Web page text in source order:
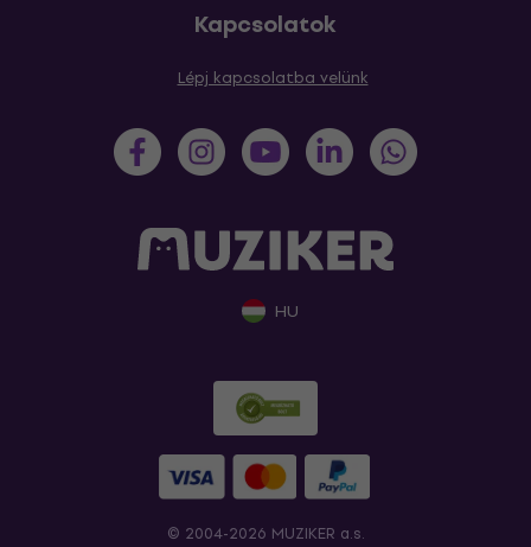
Kapcsolatok
Lépj kapcsolatba velünk
HU
© 2004-2026 MUZIKER a.s.